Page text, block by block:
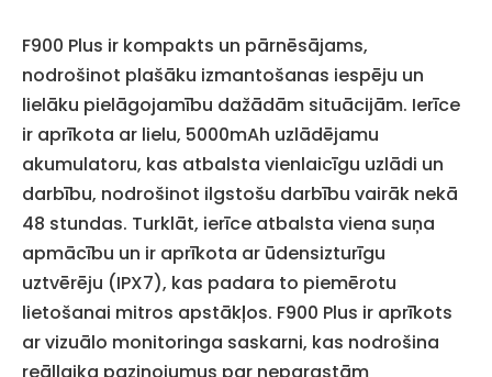
F900 Plus ir kompakts un pārnēsājams,
nodrošinot plašāku izmantošanas iespēju un
lielāku pielāgojamību dažādām situācijām. Ierīce
ir aprīkota ar lielu, 5000mAh uzlādējamu
akumulatoru, kas atbalsta vienlaicīgu uzlādi un
darbību, nodrošinot ilgstošu darbību vairāk nekā
48 stundas. Turklāt, ierīce atbalsta viena suņa
apmācību un ir aprīkota ar ūdensizturīgu
uztvērēju (IPX7), kas padara to piemērotu
lietošanai mitros apstākļos. F900 Plus ir aprīkots
ar vizuālo monitoringa saskarni, kas nodrošina
reāllaika paziņojumus par neparastām